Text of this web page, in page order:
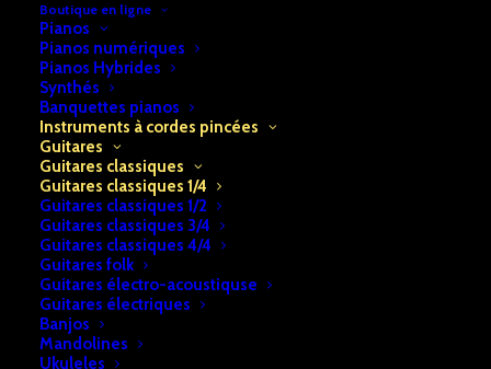
Boutique en ligne
Pianos
Pianos numériques
Pianos Hybrides
Synthés
Banquettes pianos
Instruments à cordes pincées
Guitares
Guitares classiques
Guitares classiques 1/4
Guitares classiques 1/2
Guitares classiques 3/4
Guitares classiques 4/4
Guitares folk
Guitares électro-acoustiquse
Guitares électriques
Banjos
Mandolines
Ukuleles
Accueil Instruments à cordes pincées
Guitares classiques
Guitares classiques 1/4
Gomez GP NAT 1/4
Gomez GP NAT 1/4